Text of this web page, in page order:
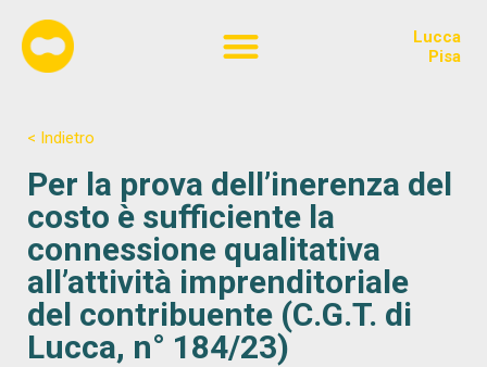
Lucca
Pisa
< Indietro
Per la prova dell’inerenza del
costo è sufficiente la
connessione qualitativa
all’attività imprenditoriale
del contribuente (C.G.T. di
Lucca, n° 184/23)